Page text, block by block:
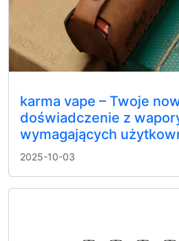
karma vape – Twoje
doświadczenie z
wymagających
2025-10-03